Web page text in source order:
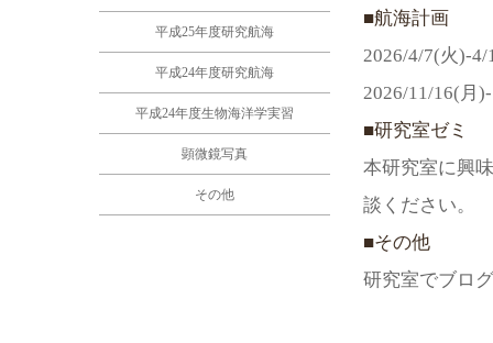
令和6年度、
2023/4/10
令和5年度、
2022/11/08
令和4年度、
2019/3/18
平成29年度、
2019/3/7
■航海計画
2026/4/7(火
2026/11/16(
■研究室ゼミ
本研究室に興
談ください。
■その他
研究室でブロ
平成25年度研究航海
平成24年度研究航海
平成24年度生物海洋学実習
顕微鏡写真
その他